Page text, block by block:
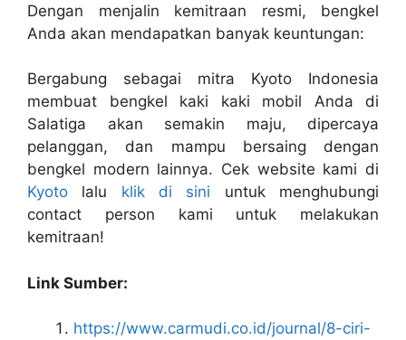
Dengan menjalin kemitraan resmi, bengkel
Anda akan mendapatkan banyak keuntungan:
Bergabung sebagai mitra Kyoto Indonesia
membuat bengkel kaki kaki mobil Anda di
Salatiga akan semakin maju, dipercaya
pelanggan, dan mampu bersaing dengan
bengkel modern lainnya. Cek website kami di
Kyoto lalu klik di sini untuk menghubungi
contact person kami untuk melakukan
kemitraan!
Link Sumber:
https://www.carmudi.co.id/journal/8-ciri-